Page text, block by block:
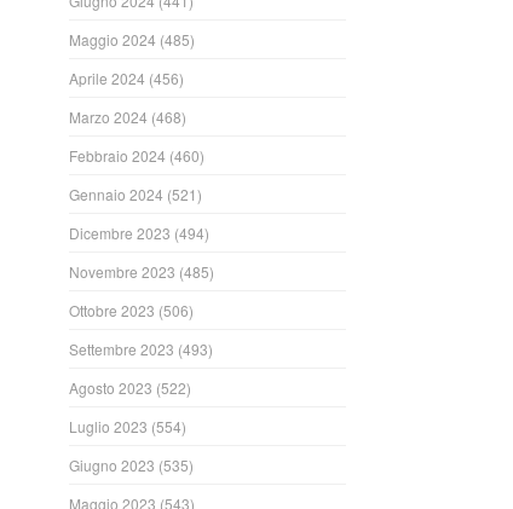
Maggio 2024 (485)
Aprile 2024 (456)
Marzo 2024 (468)
Febbraio 2024 (460)
Gennaio 2024 (521)
Dicembre 2023 (494)
Novembre 2023 (485)
Ottobre 2023 (506)
Settembre 2023 (493)
Agosto 2023 (522)
Luglio 2023 (554)
Giugno 2023 (535)
Maggio 2023 (543)